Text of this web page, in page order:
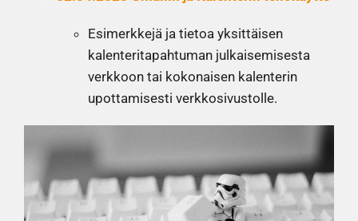
Esimerkkejä ja tietoa yksittäisen
kalenteritapahtuman julkaisemisesta
verkkoon tai kokonaisen kalenterin
upottamisesti verkkosivustolle.